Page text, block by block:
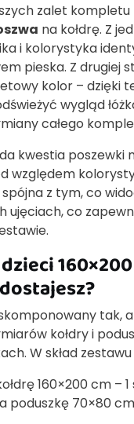
zalet kompletu
na kołdrę. Z
i kolorystyka
pieska. Z drugiej
kolor – dzięki
wygląd
całego
kwestia poszewki
względem
z tym, co
ujęciach, co
tak,
kołdry i
W skład
160×200 cm – 1
poduszkę 70×80 cm